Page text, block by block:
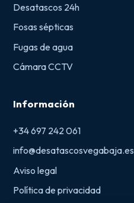
Desatascos 24h
Fosas sépticas
Fugas de agua
Cámara CCTV
Información
+34 697 242 061
info@desatascosvegabaja.es
Aviso legal
Política de privacidad